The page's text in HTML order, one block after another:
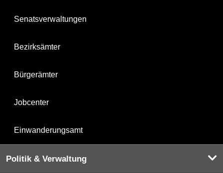
Senatsverwaltungen
Bezirksämter
Bürgerämter
Jobcenter
Einwanderungsamt
Politik & Verwaltung